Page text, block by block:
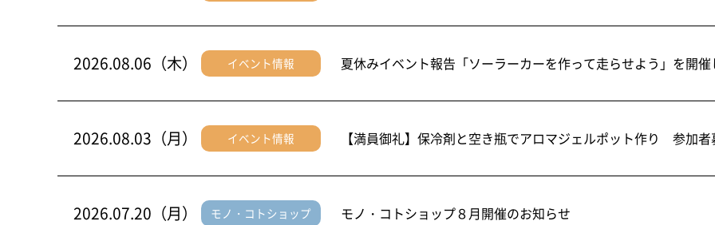
2026.08.06（木） イベント情報 夏休みイベント報告「ソーラーカーを作って走らせよう」を開
2026.08.03（月） イベント情報 【満員御礼】保冷剤と空き瓶でアロマジェルポット作り 参加
2026.07.20（月） モノ・コトショップ モノ・コトショップ８月開催のお知らせ